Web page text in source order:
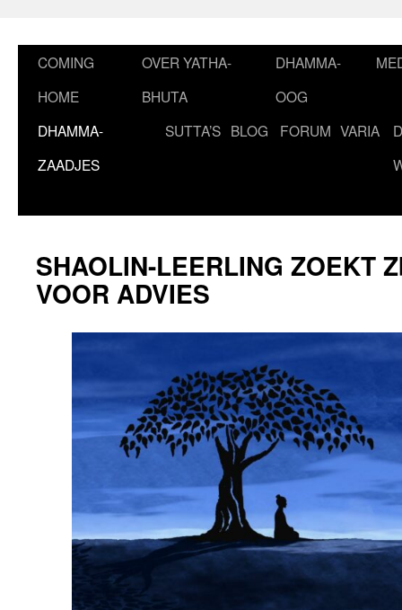
COMING
HOME
OVER YATHA-
BHUTA
DHAMMA-
OOG
DHAMMA-
ZAADJES
SUTTA’S BLOG FORUM VARIA
SHAOLIN-LEERLING ZOEKT
VOOR ADVIES